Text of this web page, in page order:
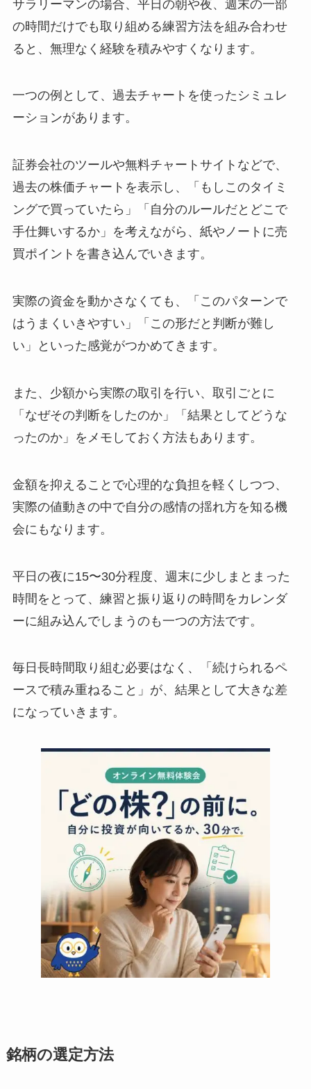
サラリーマンの場合、平日の朝や夜、週末の一部
の時間だけでも取り組める練習方法を組み合わせ
ると、無理なく経験を積みやすくなります。
一つの例として、過去チャートを使ったシミュレ
ーションがあります。
証券会社のツールや無料チャートサイトなどで、
過去の株価チャートを表示し、「もしこのタイミ
ングで買っていたら」「自分のルールだとどこで
手仕舞いするか」を考えながら、紙やノートに売
買ポイントを書き込んでいきます。
実際の資金を動かさなくても、「このパターンで
はうまくいきやすい」「この形だと判断が難し
い」といった感覚がつかめてきます。
また、少額から実際の取引を行い、取引ごとに
「なぜその判断をしたのか」「結果としてどうな
ったのか」をメモしておく方法もあります。
金額を抑えることで心理的な負担を軽くしつつ、
実際の値動きの中で自分の感情の揺れ方を知る機
会にもなります。
平日の夜に15〜30分程度、週末に少しまとまった
時間をとって、練習と振り返りの時間をカレンダ
ーに組み込んでしまうのも一つの方法です。
毎日長時間取り組む必要はなく、「続けられるペ
ースで積み重ねること」が、結果として大きな差
になっていきます。
銘柄の選定方法